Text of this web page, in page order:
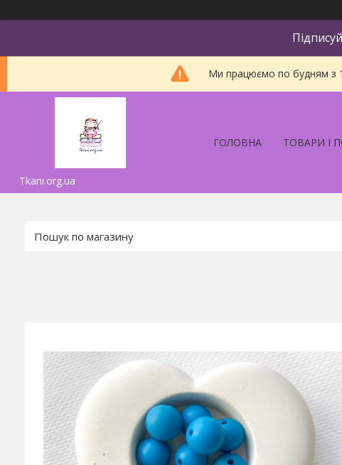
Ми працюємо по будням з
Tkani.org.ua
ГОЛОВНА ТОВАРИ І